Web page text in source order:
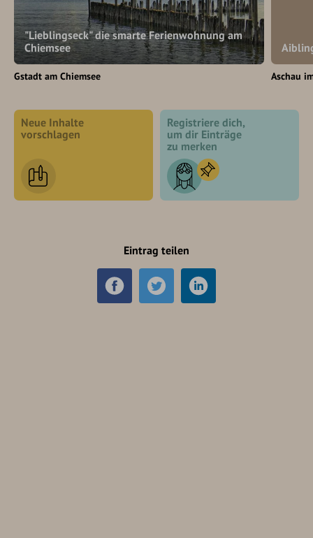
"Lieblingseck" die smarte Ferienwohnung am
Chiemsee
Gstadt am Chiemsee Aschau
Neue Inhalte
vorschlagen
Registriere dich,
um dir Einträge
zu merken
Eintrag teilen